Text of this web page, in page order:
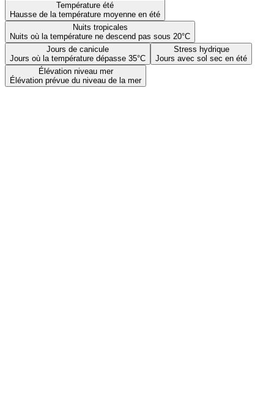
Température été
Hausse de la température moyenne en été
Nuits tropicales
Nuits où la température ne descend pas sous 20°C
Jours de canicule
Jours où la température dépasse 35°C
Stress hydrique
Jours avec sol sec en été
Élévation niveau mer
Élévation prévue du niveau de la mer